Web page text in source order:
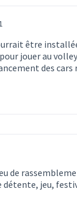
être
jouer au
des cars
de
détente, jeu,